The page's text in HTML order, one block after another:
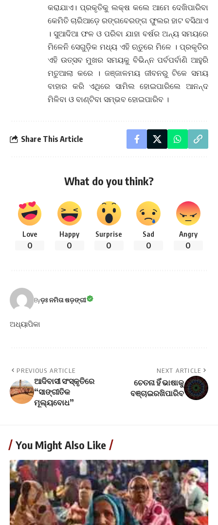
କରାଯାଏ। ପ୍ରକୃତିକୁ ଲକ୍ଷ କଲେ ଆମେ ଦେଖିପାରିବା
କେମିତି ଚାରିଆଡ଼େ ରଙ୍ଗବେରଙ୍ଗ ଫୁଲର ହାଟ ବସିଥାଏ
। ସୁଆଦିଆ ଫଳ ଓ ପରିବା ଯାହା ବର୍ଷର ଅନ୍ୟ ସମୟରେ
ମିଳେନି ସେଗୁଡ଼ିକ ମଧ୍ୟ ଏହି ଋତୁରେ ମିଳେ । ପ୍ରକୃତିର
ଏହି ଉତ୍ସବ ମୁଖର ସମୟକୁ ବିଭିନ୍ନ ପର୍ବପର୍ବାଣି ଆହୁରି
ମତୁଆଲା କରେ । ଜଞ୍ଜାଳମୟ ଜୀବନରୁ ଟିକେ ସମୟ
ବାହାର କରି ଏଥିରେ ସାମିଲ ହୋଇପାରିଲେ ଆନନ୍ଦ
ମିଳିବା ଓ ବାଣ୍ଟିବା ସମ୍ଭବ ହୋଇପାରିବ ।
Share This Article
What do you think?
Love
0
Happy
0
Surprise
0
Sad
0
Angry
0
Byଡ଼ଃ ନମିତା ଷଡ଼ଙ୍ଗୀ
ଅଧ୍ୟାପିକା
PREVIOUS ARTICLE
ଆଦିବାସୀ ସଂସ୍କୃତିରେ
“ସାଙ୍ଗୀତିକ
ମୂଲ୍ୟବୋଧ”
NEXT ARTICLE
ଚେତନା ହିଁ ଭାଷାକୁ
ବଞ୍ଚାଇରଖିପାରିବ
You Might Also Like